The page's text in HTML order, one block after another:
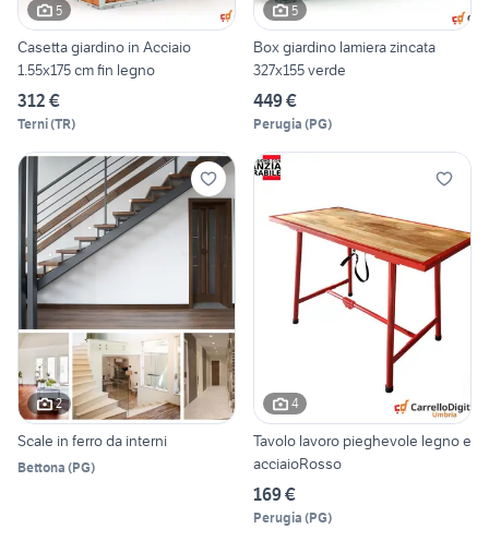
5
Casetta giardino in Acciaio
1.55x175 cm fin legno
312 €
Terni(TR)
5
Box giardino lamiera zincata
327x155 verde
449 €
Perugia (PG)
2
Scale in ferro da interni
Bettona (PG)
4
Tavolo lavoro pieghevole legno e
acciaioRosso
169 €
Perugia (PG)